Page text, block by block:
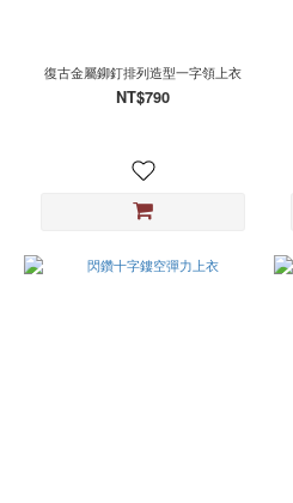
復古金屬鉚釘排列造型一字領上衣
NT$790